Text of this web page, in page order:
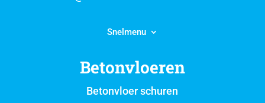
Snelmenu
Betonvloeren
Betonvloer schuren